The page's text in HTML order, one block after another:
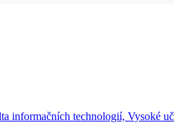
informačních technologií, Vysoké